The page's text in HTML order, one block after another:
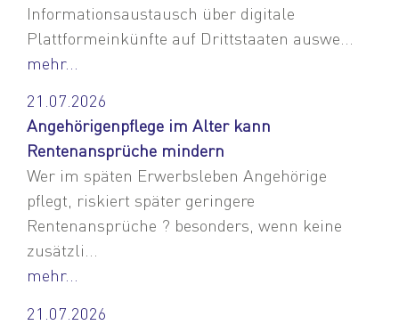
Informationsaustausch über digitale
Plattformeinkünfte auf Drittstaaten auswe...
mehr...
21.07.2026
Angehörigenpflege im Alter kann
Rentenansprüche mindern
Wer im späten Erwerbsleben Angehörige
pflegt, riskiert später geringere
Rentenansprüche ? besonders, wenn keine
zusätzli...
mehr...
21.07.2026